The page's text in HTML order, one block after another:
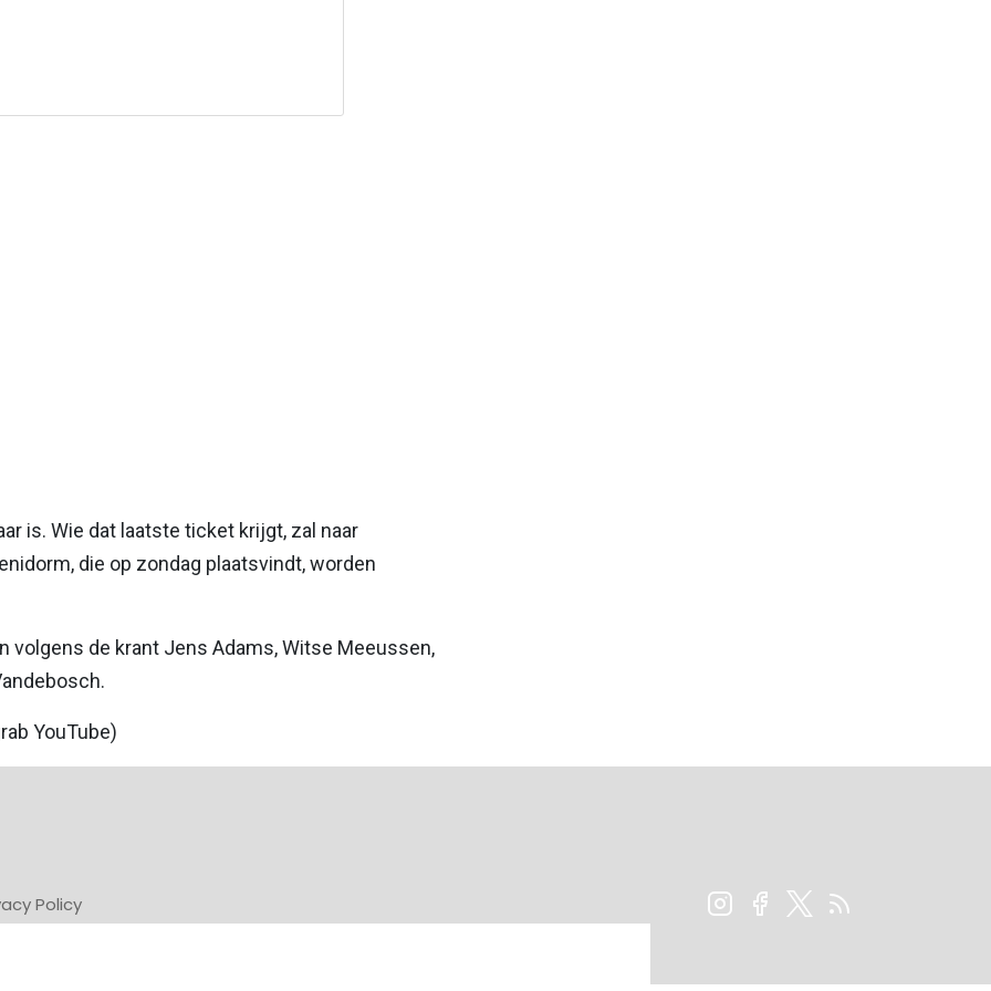
is. Wie dat laatste ticket krijgt, zal naar
die op zondag plaatsvindt, worden
volgens de krant Jens Adams, Witse Meeussen,
YouTube)
Policy